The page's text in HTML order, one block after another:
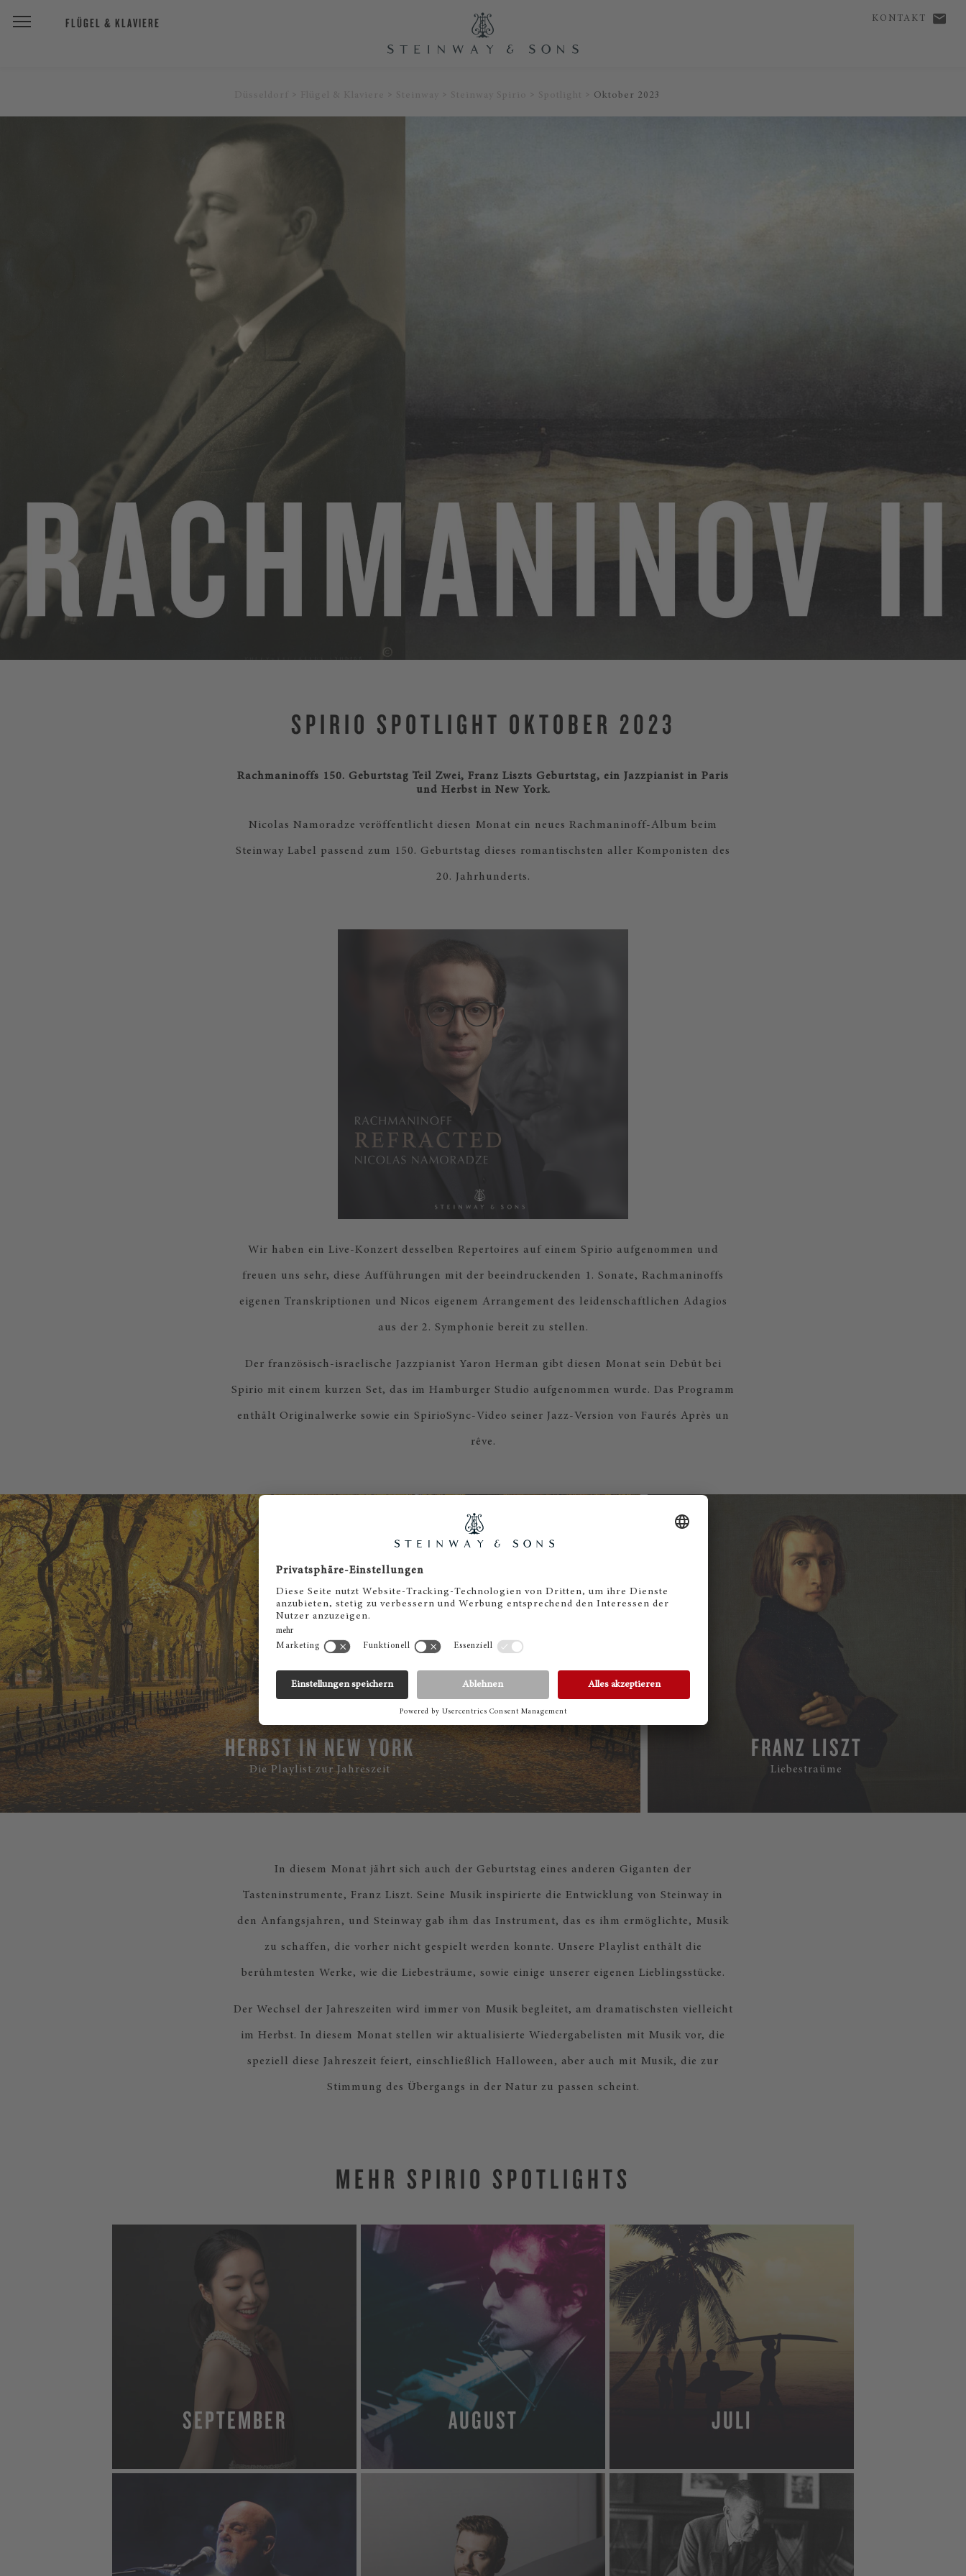
FLÜGEL & KLAVIERE KONTAKT
Oktober 2023
SPIRIO SPOTLIGHT OKTOBER 2023
Rachmaninoffs 150. Geburtstag Teil Zwei, Franz Liszts Geburtstag, ein Jazzpianist in Paris
und Herbst in New York.
Nicolas Namoradze veröffentlicht diesen Monat ein neues Rachmaninoff-Album beim
Steinway Label passend zum 150. Geburtstag dieses romantischsten aller Komponisten des
20. Jahrhunderts.
Wir haben ein Live-Konzert desselben Repertoires auf einem Spirio aufgenommen und
freuen uns sehr, diese Aufführungen mit der beeindruckenden 1. Sonate, Rachmaninoffs
eigenen Transkriptionen und Nicos eigenem Arrangement des leidenschaftlichen Adagios
aus der 2. Symphonie bereit zu stellen.
Der französisch-israelische Jazzpianist Yaron Herman gibt diesen Monat sein Debüt bei
Spirio mit einem kurzen Set, das im Hamburger Studio aufgenommen wurde. Das Programm
enthält Originalwerke sowie ein SpirioSync-Video seiner Jazz-Version von Faurés Après un
rêve.
HERBST IN NEW YORK
Die Playlist zur Jahreszeit
FRANZ LISZT
Liebestraüme
In diesem Monat jährt sich auch der Geburtstag eines anderen Giganten der
Tasteninstrumente, Franz Liszt. Seine Musik inspirierte die Entwicklung von Steinway in
den Anfangsjahren, und Steinway gab ihm das Instrument, das es ihm ermöglichte, Musik
zu schaffen, die vorher nicht gespielt werden konnte. Unsere Playlist enthält die
berühmtesten Werke, wie die Liebesträume, sowie einige unserer eigenen Lieblingsstücke.
Der Wechsel der Jahreszeiten wird immer von Musik begleitet, am dramatischsten vielleicht
im Herbst. In diesem Monat stellen wir aktualisierte Wiedergabelisten mit Musik vor, die
speziell diese Jahreszeit feiert, einschließlich Halloween, aber auch mit Musik, die zur
Stimmung des Übergangs in der Natur zu passen scheint.
MEHR SPIRIO SPOTLIGHTS
SEPTEMBER AUGUST JULI